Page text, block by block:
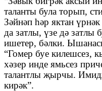
таланты була торып,
Зәйнәп һәр яктан
да затлы, үзе дә
ишетер, бәлки.
“Гомер буе килешсез,
хәзер инде ямьсез
талантлы җырчы.
кирәк”.